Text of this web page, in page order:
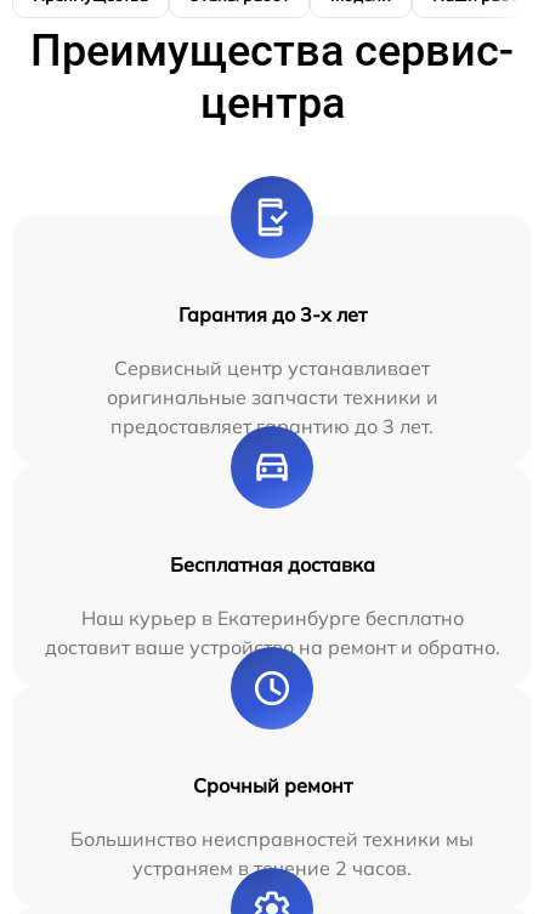
Преимущества сервис-
центра
Гарантия до 3-х лет
Сервисный центр устанавливает
оригинальные запчасти техники и
предоставляет гарантию до 3 лет.
Бесплатная доставка
Наш курьер в Екатеринбурге бесплатно
доставит ваше устройство на ремонт и обратно.
Срочный ремонт
Большинство неисправностей техники мы
устраняем в течение 2 часов.